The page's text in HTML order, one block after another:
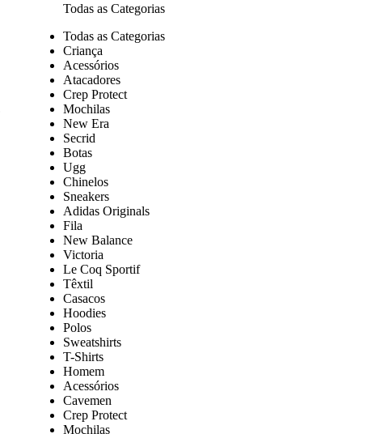
Todas as Categorias
Todas as Categorias
Criança
Acessórios
Atacadores
Crep Protect
Mochilas
New Era
Secrid
Botas
Ugg
Chinelos
Sneakers
Adidas Originals
Fila
New Balance
Victoria
Le Coq Sportif
Têxtil
Casacos
Hoodies
Polos
Sweatshirts
T-Shirts
Homem
Acessórios
Cavemen
Crep Protect
Mochilas